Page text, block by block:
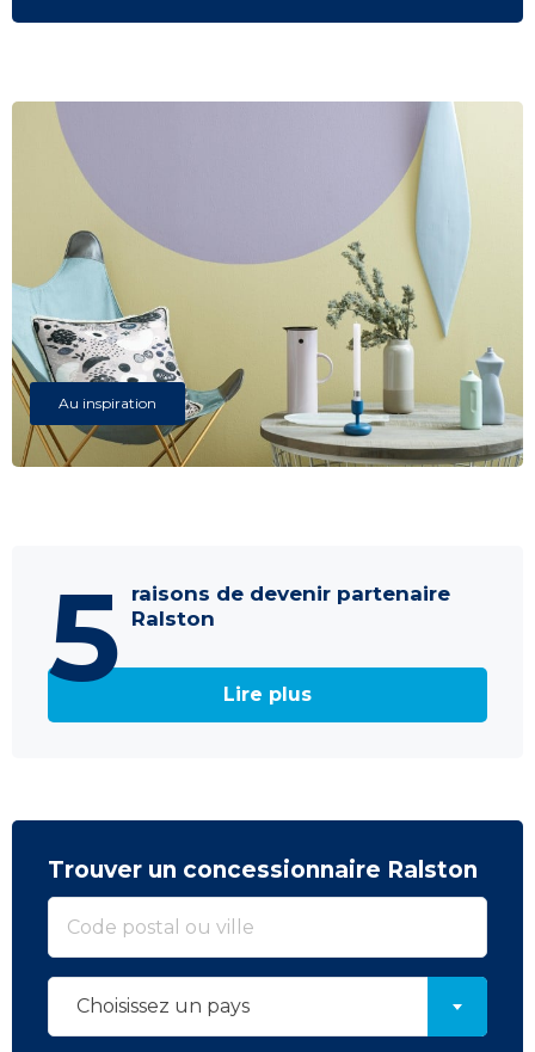
Au inspiration
5 raisons de devenir partenaire
Ralston
Lire plus
Trouver un concessionnaire Ralston
Choisissez un pays